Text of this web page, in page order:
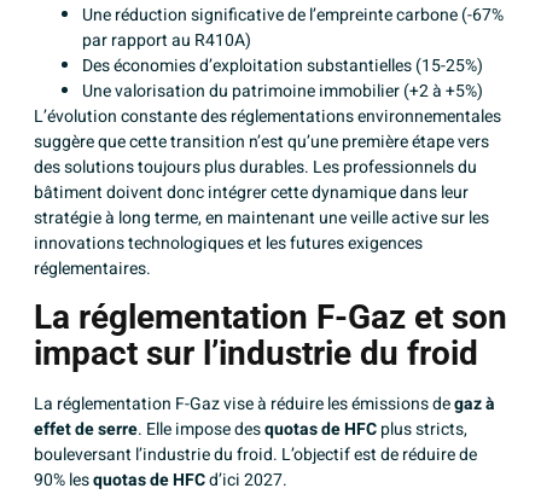
Une réduction significative de l’empreinte carbone (-67%
par rapport au R410A)
Des économies d’exploitation substantielles (15-25%)
Une valorisation du patrimoine immobilier (+2 à +5%)
L’évolution constante des réglementations environnementales
suggère que cette transition n’est qu’une première étape vers
des solutions toujours plus durables. Les professionnels du
bâtiment doivent donc intégrer cette dynamique dans leur
stratégie à long terme, en maintenant une veille active sur les
innovations technologiques et les futures exigences
réglementaires.
La réglementation F-Gaz et son
impact sur l’industrie du froid
La réglementation F-Gaz vise à réduire les émissions degaz à
effet de serre. Elle impose desquotas de HFCplus stricts,
bouleversant l’industrie du froid. L’objectif est de réduire de
90% lesquotas de HFCd’ici 2027.